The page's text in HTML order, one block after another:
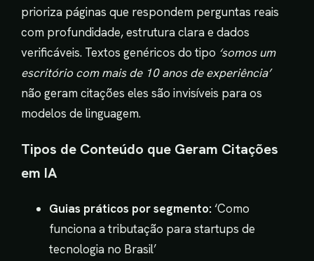
prioriza páginas que respondem perguntas reais
com profundidade, estrutura clara e dados
verificáveis. Textos genéricos do tipo ‘somos um
escritório com mais de 10 anos de experiência’
não geram citações eles são invisíveis para os
modelos de linguagem.
Tipos de Conteúdo que Geram Citações
em IA
Guias práticos por segmento:‘Como
funciona a tributação para startups de
tecnologia no Brasil’